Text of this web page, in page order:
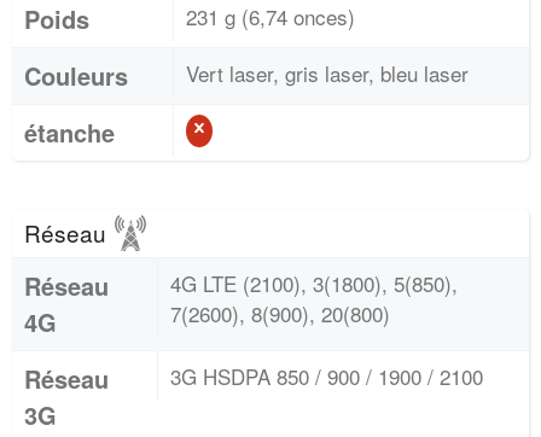
Poids 231 g (6,74 onces)
Couleurs Vert laser, gris laser, bleu laser
étanche
Réseau
Réseau
4G
4G LTE (2100), 3(1800), 5(850),
7(2600), 8(900), 20(800)
Réseau
3G
3G HSDPA 850 / 900 / 1900 / 2100